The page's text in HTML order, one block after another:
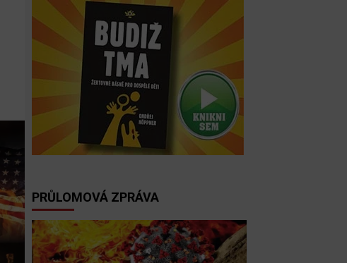
PRŮLOMOVÁ ZPRÁVA